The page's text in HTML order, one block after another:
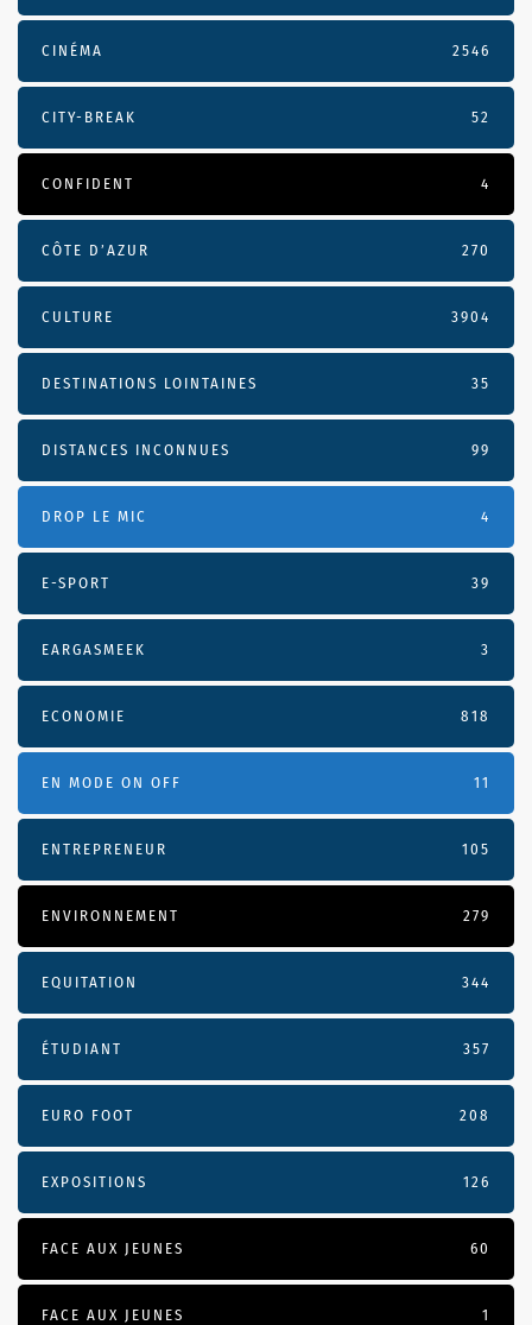
CINÉMA 2546
CITY-BREAK 52
CONFIDENT 4
CÔTE D’AZUR 270
CULTURE 3904
DESTINATIONS LOINTAINES 35
DISTANCES INCONNUES 99
DROP LE MIC 4
E-SPORT 39
EARGASMEEK 3
ECONOMIE 818
EN MODE ON OFF 11
ENTREPRENEUR 105
ENVIRONNEMENT 279
EQUITATION 344
ÉTUDIANT 357
EURO FOOT 208
EXPOSITIONS 126
FACE AUX JEUNES 60
FACE AUX JEUNES 1